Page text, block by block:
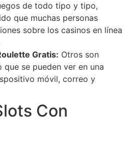
de todo tipo y tipo,
que muchas personas
sobre los casinos en línea
Gratis: Otros son
se pueden ver en una
móvil, correo y
Con